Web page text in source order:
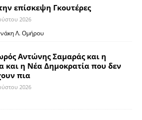
επίσκεψη Γκουτέρες
2026
Λ. Ομήρου
Αντώνης Σαμαράς και η
και η Νέα Δημοκρατία που δεν
πια
2026